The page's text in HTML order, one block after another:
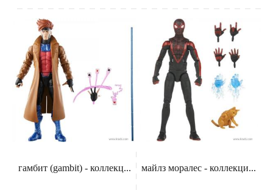
гамбит (gambit) - коллекц... майлз моралес - коллекци...